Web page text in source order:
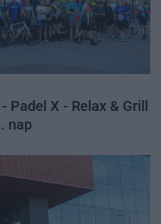
Padel X - Relax & Grill
nap